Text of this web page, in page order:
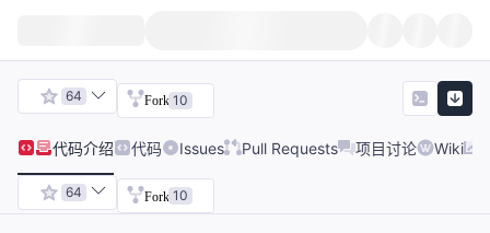
64 Fork 10
代码介绍 代码 Issues Pull Requests 项目讨论 Wiki
64 Fork 10